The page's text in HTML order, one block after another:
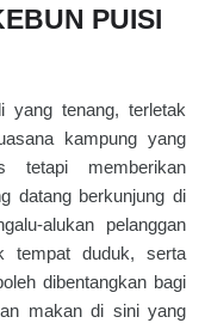
PUISI
yang tenang, terletak
kampung yang
tetapi memberikan
datang berkunjung di
alukan pelanggan
tempat duduk, serta
dibentangkan bagi
makan di sini yang